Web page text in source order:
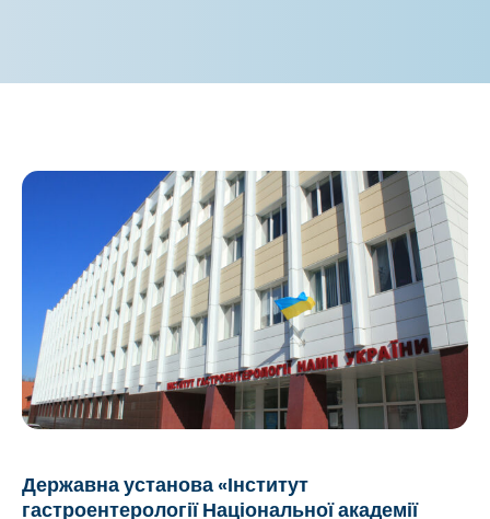
Державна установа «Інститут
гастроентерології Національної академії